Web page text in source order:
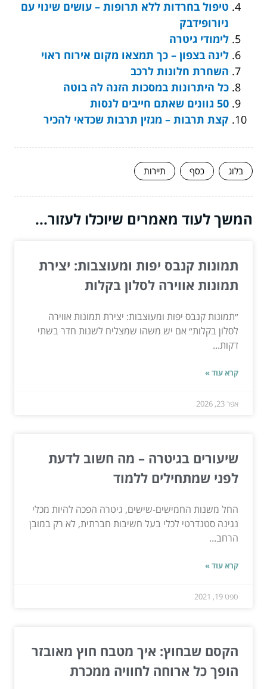
טיפול בחרדות ללא תרופות – עושים שינוי עם
ניורופידבק
לימודי גיטרה
לינה בצפון – כך תמצאו מקום אירוח ראוי
השחרת חלונות לרכב
כל היתרונות במסכות הזנה לה בוטה
50 גוונים שאתם חייבים לנסות
קצת תרבות – מגזין תרבות שכדאי להכיר
בלוג כסף תיירות
המשך לעוד מאמרים שיוכלו לעזור...
תמונות קנבס יפות ומעוצבות: יצירת
תמונות אווירה לסלון בקלות
״תמונות קנבס יפות ומעוצבות: יצירת תמונות אווירה
לסלון בקלות״ אם יש משהו שמצליח לשנות חדר בשתי
דקות...
קרא עוד »
אפר 23, 2026
שיעורים בגיטרה – מה חשוב לדעת
לפני שמתחילים ללמוד
החל משנות החמישים-שישים, גיטרה הפכה להיות מכלי
נגינה סטנדרטי לכלי בעל חשיבות חברתית, לא רק במובן
הרחב...
קרא עוד »
ספט 19, 2021
הקסם שבחוץ: איך מטבח חוץ מאובזר
הופך כל ארוחה לחוויה ממכרת